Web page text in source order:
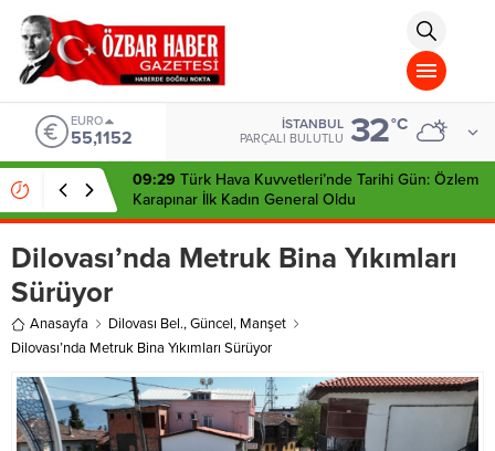
islami
chat
omegla
türk
sohbet
cinsel
sohbet
dini
chat
EURO
55,1152
İSTANBUL
PARÇALI BULUTLU 32°C
09:29 Türk Hava Kuvvetleri’nde Tarihi Gün: Özlem
Karapınar İlk Kadın General Oldu
Dilovası’nda Metruk Bina Yıkımları
Sürüyor
Anasayfa Dilovası Bel.,Güncel, Manşet
Dilovası’nda Metruk Bina Yıkımları Sürüyor